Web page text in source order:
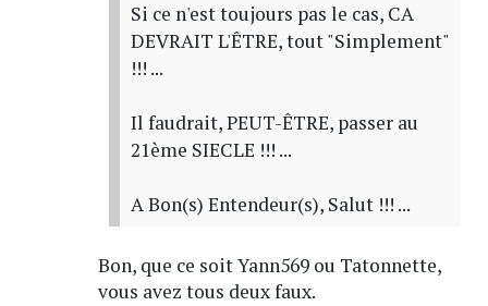
Si ce n'est toujours pas le cas, CA
DEVRAIT L'ÊTRE, tout "Simplement"
!!! ...
Il faudrait, PEUT-ÊTRE, passer au
21ème SIECLE !!! ...
A Bon(s) Entendeur(s), Salut !!! ...
Bon, que ce soit Yann569 ou Tatonnette,
vous avez tous deux faux.